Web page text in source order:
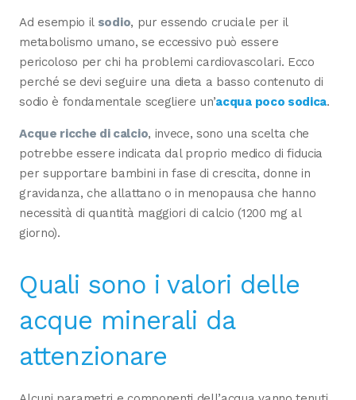
Ad esempio il sodio, pur essendo cruciale per il
metabolismo umano, se eccessivo può essere
pericoloso per chi ha problemi cardiovascolari. Ecco
perché se devi seguire una dieta a basso contenuto di
sodio è fondamentale scegliere un’acqua poco sodica.
Acque ricche di calcio, invece, sono una scelta che
potrebbe essere indicata dal proprio medico di fiducia
per supportare bambini in fase di crescita, donne in
gravidanza, che allattano o in menopausa che hanno
necessità di quantità maggiori di calcio (1200 mg al
giorno).
Quali sono i valori delle
acque minerali da
attenzionare